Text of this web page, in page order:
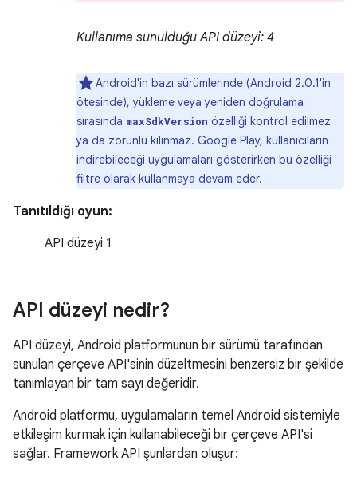
Kullanıma sunulduğu API düzeyi: 4
Android'in bazı sürümlerinde (Android 2.0.1'in
ötesinde), yükleme veya yeniden doğrulama
sırasında maxSdkVersion özelliği kontrol edilmez
ya da zorunlu kılınmaz. Google Play, kullanıcıların
indirebileceği uygulamaları gösterirken bu özelliği
filtre olarak kullanmaya devam eder.
Tanıtıldığı oyun:
API düzeyi 1
API düzeyi nedir?
API düzeyi, Android platformunun bir sürümü tarafından
sunulan çerçeve API'sinin düzeltmesini benzersiz bir şekilde
tanımlayan bir tam sayı değeridir.
Android platformu, uygulamaların temel Android sistemiyle
etkileşim kurmak için kullanabileceği bir çerçeve API'si
sağlar. Framework API şunlardan oluşur: